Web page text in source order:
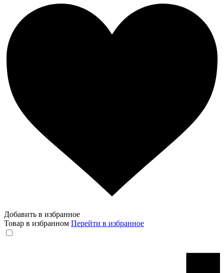
Добавить в избранное
Товар в избранном Перейти в избранное